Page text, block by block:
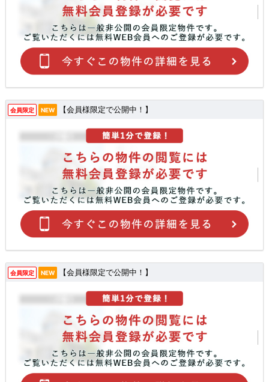
会員限定 NEW 【会員様限定で公開中！】
会員限定 NEW 【会員様限定で公開中！】